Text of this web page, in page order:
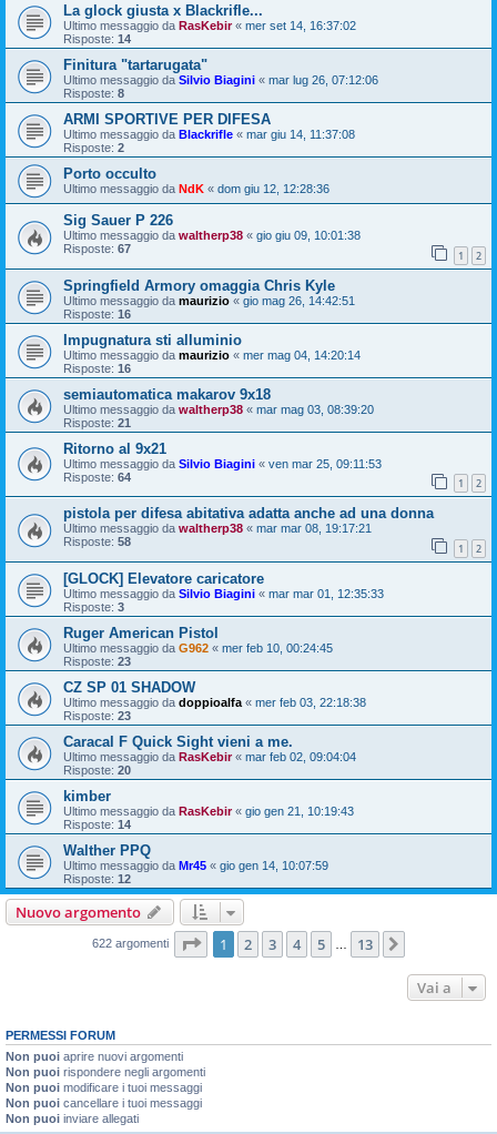
La glock giusta x Blackrifle...
Ultimo messaggio da RasKebir« mer set 14, 16:37:02
Risposte: 14
Finitura "tartarugata"
Ultimo messaggio da Silvio Biagini « mar lug 26, 07:12:06
Risposte: 8
ARMI SPORTIVE PER DIFESA
Ultimo messaggio da Blackrifle « mar giu 14, 11:37:08
Risposte: 2
Porto occulto
Ultimo messaggio da NdK « dom giu 12, 12:28:36
Sig Sauer P 226
Ultimo messaggio da waltherp38 « gio giu 09, 10:01:38
Risposte: 67 1 2
Springfield Armory omaggia Chris Kyle
Ultimo messaggio da maurizio « gio mag 26, 14:42:51
Risposte: 16
Impugnatura sti alluminio
Ultimo messaggio da maurizio « mer mag 04, 14:20:14
Risposte: 16
semiautomatica makarov 9x18
Ultimo messaggio da waltherp38 « mar mag 03, 08:39:20
Risposte: 21
Ritorno al 9x21
Ultimo messaggio da Silvio Biagini « ven mar 25, 09:11:53
Risposte: 64 1 2
pistola per difesa abitativa adatta anche ad una donna
Ultimo messaggio da waltherp38 « mar mar 08, 19:17:21
Risposte: 58 1 2
[GLOCK] Elevatore caricatore
Ultimo messaggio da Silvio Biagini « mar mar 01, 12:35:33
Risposte: 3
Ruger American Pistol
Ultimo messaggio da G962 « mer feb 10, 00:24:45
Risposte: 23
CZ SP 01 SHADOW
Ultimo messaggio da doppioalfa « mer feb 03, 22:18:38
Risposte: 23
Caracal F Quick Sight vieni a me.
Ultimo messaggio da RasKebir« mar feb 02, 09:04:04
Risposte: 20
kimber
Ultimo messaggio da RasKebir« gio gen 21, 10:19:43
Risposte: 14
Walther PPQ
Ultimo messaggio da Mr45 « gio gen 14, 10:07:59
Risposte: 12
Nuovo argomento
622 argomenti Pagina di 13
1 2 3 4 5 13
Vai a
PERMESSI FORUM
Non puoi aprire nuovi argomenti
Non puoi rispondere negli argomenti
Non puoi modificare i tuoi messaggi
Non puoi cancellare i tuoi messaggi
Non puoi inviare allegati